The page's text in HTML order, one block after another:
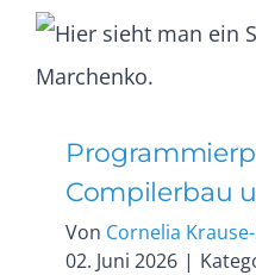
Compilerbau
Von Cornelia
02. Juni 2026 |